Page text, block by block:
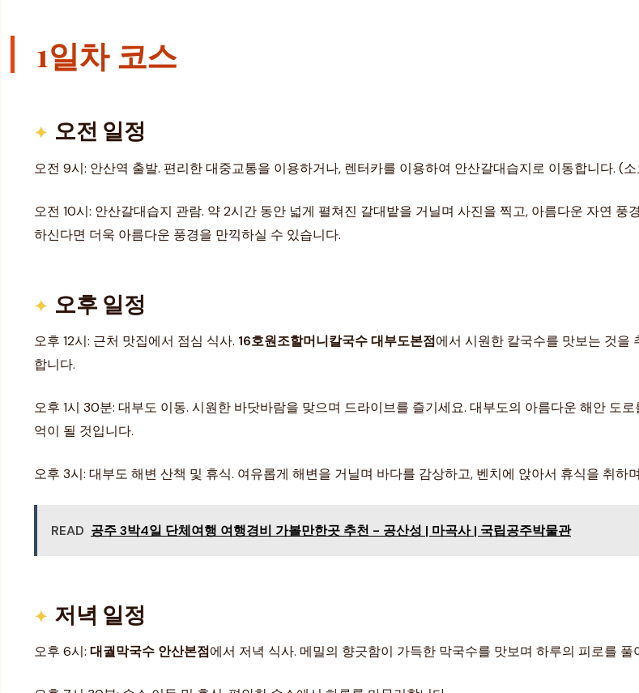
1일차 코스
오전 일정
오전 9시: 안산역 출발. 편리한 대중교통을 이용하거나, 렌터카를 이용하여 안산갈대습지로 이동합니다. (
오전 10시: 안산갈대습지 관람. 약 2시간 동안 넓게 펼쳐진 갈대밭을 거닐며 사진을 찍고, 아름다운 자연
하신다면 더욱 아름다운 풍경을 만끽하실 수 있습니다.
오후 일정
오후 12시: 근처 맛집에서 점심 식사. 16호원조할머니칼국수 대부도본점에서 시원한 칼국수를 맛보는 것을
합니다.
오후 1시 30분: 대부도 이동. 시원한 바닷바람을 맞으며 드라이브를 즐기세요. 대부도의 아름다운 해안 도
억이 될 것입니다.
오후 3시: 대부도 해변 산책 및 휴식. 여유롭게 해변을 거닐며 바다를 감상하고, 벤치에 앉아서 휴식을 취하
READ 공주 3박4일 단체여행 여행경비 가볼만한곳 추천 - 공산성 | 마곡사 | 국립공주박물관
저녁 일정
오후 6시: 대궐막국수 안산본점에서 저녁 식사. 메밀의 향긋함이 가득한 막국수를 맛보며 하루의 피로를 풀